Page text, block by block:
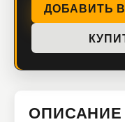
ДОБАВИТЬ
ОПИСАНИЕ